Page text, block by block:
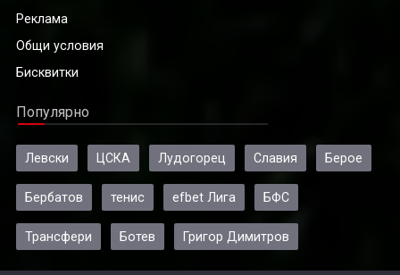
Реклама
Общи условия
Бисквитки
Популярно
Левски ЦСКА Лудогорец Славия Берое
Бербатов тенис efbet Лига БФС
Трансфери Ботев Григор Димитров